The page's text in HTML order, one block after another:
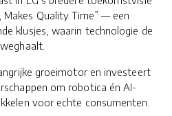
Quality Time” — een
klusjes, waarin technologie de
groeimotor en investeert
om robotica én AI-
voor echte consumenten.